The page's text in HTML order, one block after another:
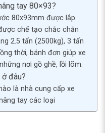
tay 80×93?
80x93mm được lắp
chế tạo chắc chắn
2.5 tấn (2500kg), 3 tấn
thời, bánh đơn giúp xe
nơi gồ ghề, lồi lõm.
đâu?
là nhà cung cấp xe
tay các loại